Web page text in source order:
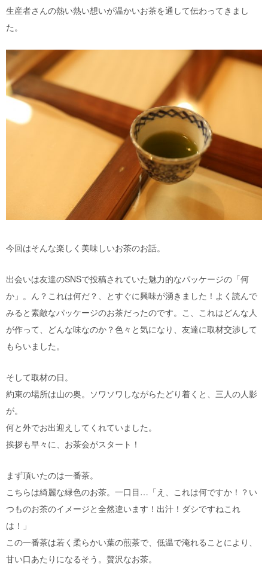
生産者さんの熱い熱い想いが温かいお茶を通して伝わってきまし
た。
今回はそんな楽しく美味しいお茶のお話。
出会いは友達のSNSで投稿されていた魅力的なパッケージの「何
か」。ん？これは何だ？、とすぐに興味が湧きました！よく読んで
みると素敵なパッケージのお茶だったのです。こ、これはどんな人
が作って、どんな味なのか？色々と気になり、友達に取材交渉して
もらいました。
そして取材の日。
約束の場所は山の奥。ソワソワしながらたどり着くと、三人の人影
が。
何と外でお出迎えしてくれていました。
挨拶も早々に、お茶会がスタート！
まず頂いたのは一番茶。
こちらは綺麗な緑色のお茶。一口目…「え、これは何ですか！？い
つものお茶のイメージと全然違います！出汁！ダシですねこれ
は！」
この一番茶は若く柔らかい葉の煎茶で、低温で淹れることにより、
甘い口あたりになるそう。贅沢なお茶。